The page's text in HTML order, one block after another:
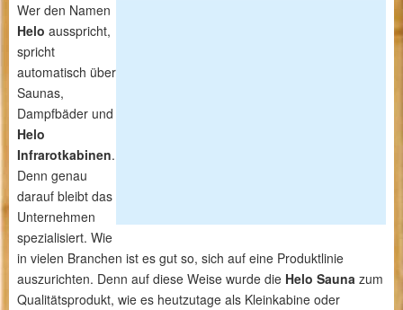
Wer den Namen
Helo ausspricht,
spricht
automatisch über
Saunas,
Dampfbäder und
Helo
Infrarotkabinen.
Denn genau
darauf bleibt das
Unternehmen
spezialisiert. Wie
in vielen Branchen ist es gut so, sich auf eine Produktlinie
auszurichten. Denn auf diese Weise wurde die Helo Saunazum
Qualitätsprodukt, wie es heutzutage als Kleinkabine oder